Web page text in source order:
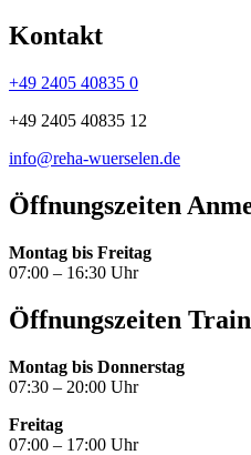
Kontakt
+49 2405 40835 0
+49 2405 40835 12
info@reha-wuerselen.de
Öffnungszeiten
Montag bis Freitag
07:00 – 16:30 Uhr
Öffnungszeiten
Montag bis Donnerstag
07:30 – 20:00 Uhr
Freitag
07:00 – 17:00 Uhr